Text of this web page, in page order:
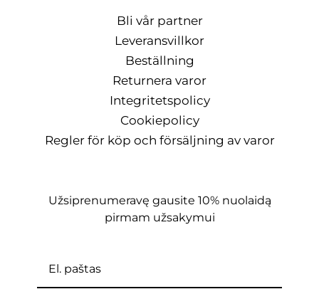
Bli vår partner
Leveransvillkor
Beställning
Returnera varor
Integritetspolicy
Cookiepolicy
Regler för köp och försäljning av varor
Užsiprenumeravę gausite 10% nuolaidą
pirmam užsakymui